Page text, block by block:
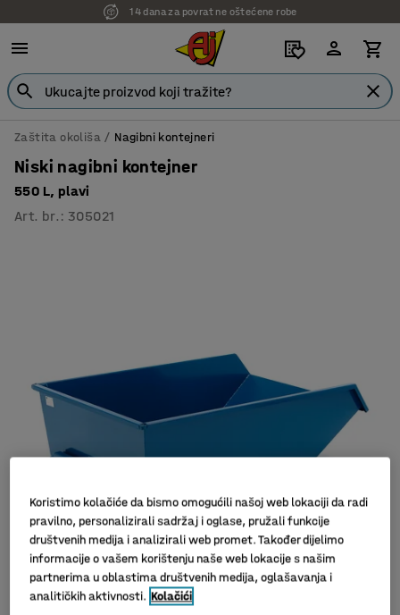
14 dana za povrat ne oštećene robe
7 godina garancije
Zaštita okoliša Nagibni kontejneri
Niski nagibni kontejner
550 L, plavi
Art. br. : 305021
Koristimo kolačiće da bismo omogućili našoj web lokaciji da radi
pravilno, personalizirali sadržaj i oglase, pružali funkcije
društvenih medija i analizirali web promet. Također dijelimo
informacije o vašem korištenju naše web lokacije s našim
partnerima u oblastima društvenih medija, oglašavanja i
analitičkih aktivnosti. Kolačići